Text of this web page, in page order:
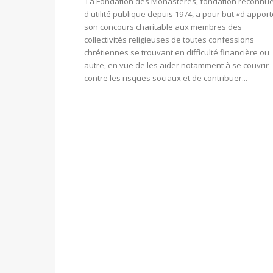
d'utilité publique depuis 1974, a pour but
son concours charitable aux membres des
collectivités religieuses de toutes confessions
chrétiennes se trouvant en difficulté financière ou
autre, en vue de les aider notamment à se couvrir
contre les risques sociaux et de contribuer...